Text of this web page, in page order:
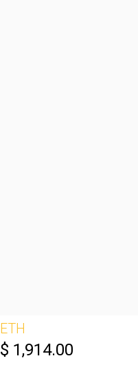
ETH
$ 1,914.00